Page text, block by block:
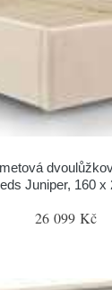
Juniper, 160 x
26 099 Kč